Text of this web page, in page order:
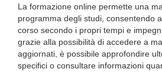
La formazione online permette una
programma degli studi, consentendo
corso secondo i propri tempi e
grazie alla possibilità di accedere a
aggiornati, è possibile approfondire
specifici o consultare informazioni